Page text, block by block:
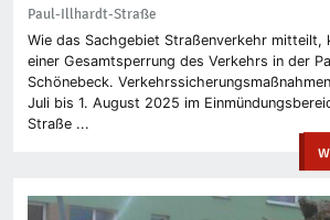
Paul-Illhardt-Straße
Wie das Sachgebiet Straßenverkehr mitteilt,
einer Gesamtsperrung des Verkehrs in der
Schönebeck.
Juli bis 1. August 2025 im
Straße ...